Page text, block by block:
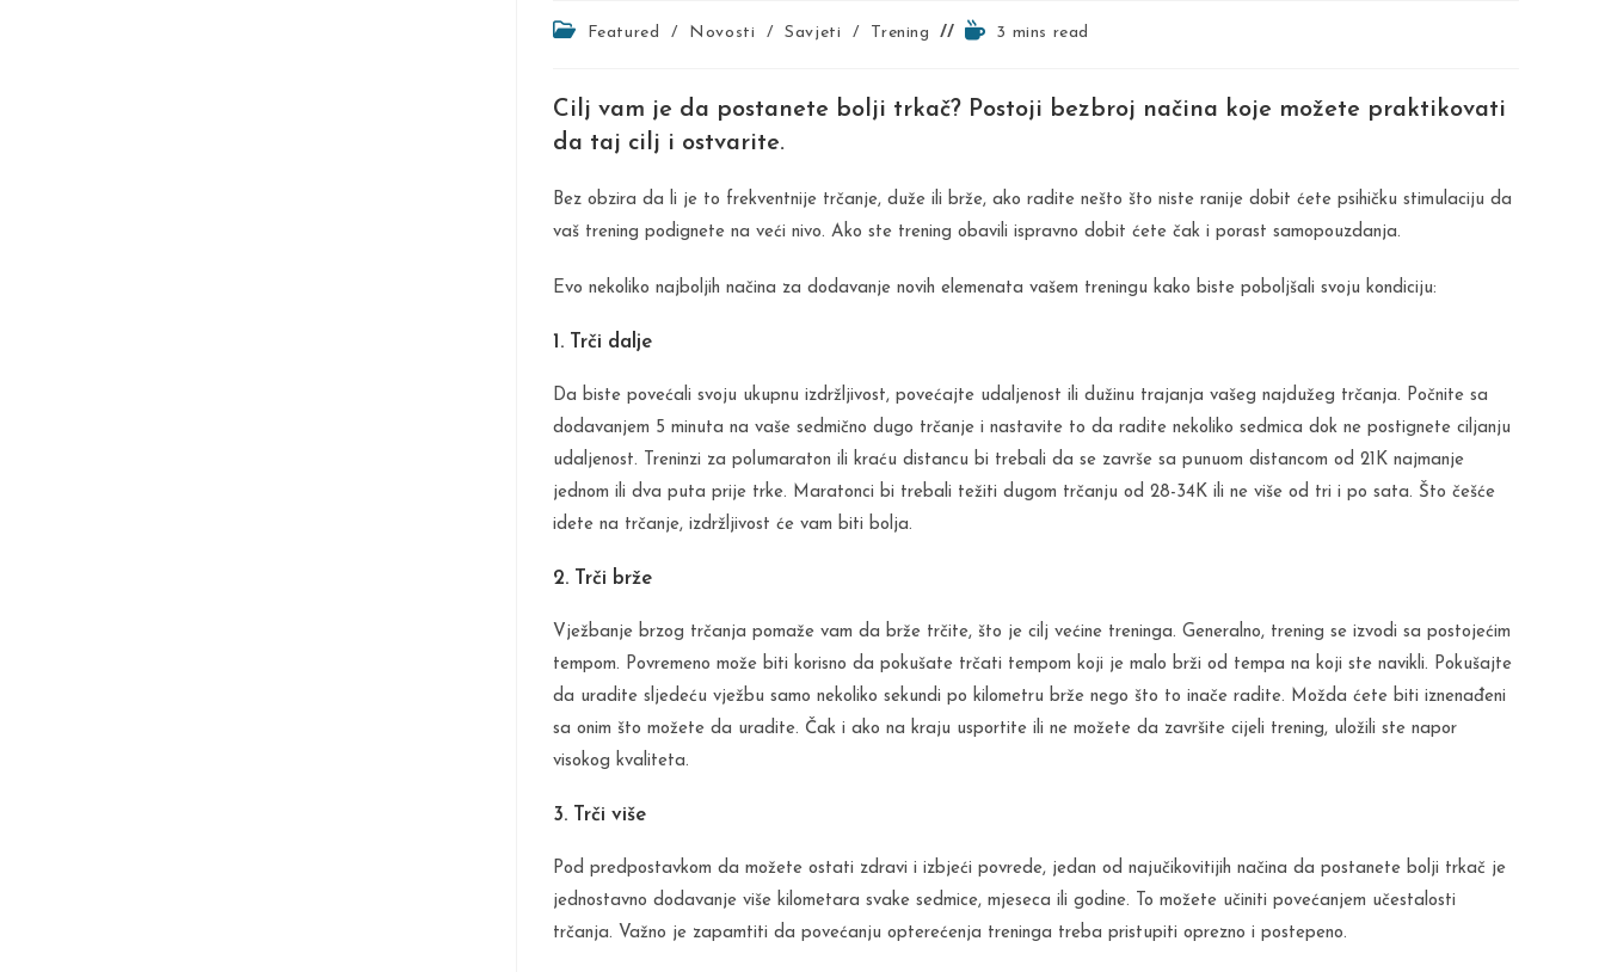
PostFeatured / Novosti / Savjeti / Trening
Reading3 mins read
Cilj vam je da postanete bolji trkač? Postoji bezbroj načina koje možete praktikovati
da taj cilj i ostvarite.
Bez obzira da li je to frekventnije trčanje, duže ili brže, ako radite nešto što niste ranije dobit ćete psihičku stimulaciju da
vaš trening podignete na veći nivo. Ako ste trening obavili ispravno dobit ćete čak i porast samopouzdanja.
Evo nekoliko najboljih načina za dodavanje novih elemenata vašem treningu kako biste poboljšali svoju kondiciju:
1. Trči dalje
Da biste povećali svoju ukupnu izdržljivost, povećajte udaljenost ili dužinu trajanja vašeg najdužeg trčanja. Počnite sa
dodavanjem 5 minuta na vaše sedmično dugo trčanje i nastavite to da radite nekoliko sedmica dok ne postignete ciljanju
udaljenost. Treninzi za polumaraton ili kraću distancu bi trebali da se završe sa punuom distancom od 21K najmanje
jednom ili dva puta prije trke. Maratonci bi trebali težiti dugom trčanju od 28-34K ili ne više od tri i po sata. Što češće
idete na trčanje, izdržljivost će vam biti bolja.
2. Trči brže
Vježbanje brzog trčanja pomaže vam da brže trčite, što je cilj većine treninga. Generalno, trening se izvodi sa postojećim
tempom. Povremeno može biti korisno da pokušate trčati tempom koji je malo brži od tempa na koji ste navikli. Pokušajte
da uradite sljedeću vježbu samo nekoliko sekundi po kilometru brže nego što to inače radite. Možda ćete biti iznenađeni
sa onim što možete da uradite. Čak i ako na kraju usportite ili ne možete da završite cijeli trening, uložili ste napor
visokog kvaliteta.
3. Trči više
Pod predpostavkom da možete ostati zdravi i izbjeći povrede, jedan od najučikovitijih načina da postanete bolji trkač je
jednostavno dodavanje više kilometara svake sedmice, mjeseca ili godine. To možete učiniti povećanjem učestalosti
trčanja. Važno je zapamtiti da povećanju opterećenja treninga treba pristupiti oprezno i postepeno.